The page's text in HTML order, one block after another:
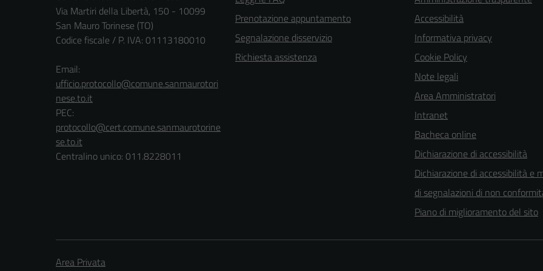
Via Martiri della Libertà, 150 - 10099
San Mauro Torinese (TO)
Codice fiscale / P. IVA: 01113180010
Email:
ufficio.protocollo@comune.sanmaurotori
nese.to.it
PEC:
protocollo@cert.comune.sanmaurotorine
se.to.it
Centralino unico: 011.8228011
Prenotazione appuntamento
Segnalazione disservizio
Richiesta assistenza
Accessibilità
Informativa privacy
Cookie Policy
Note legali
Area Amministratori
Intranet
Bacheca online
Dichiarazione di accessibilità
Dichiarazione di accessibilità e
di segnalazioni di non
Piano di miglioramento del sito
Area Privata